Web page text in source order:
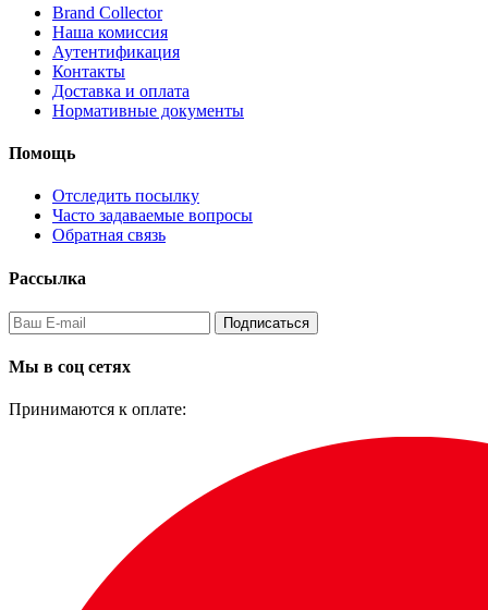
Brand Collector
Наша комиссия
Аутентификация
Контакты
Доставка и оплата
Нормативные документы
Помощь
Отследить посылку
Часто задаваемые вопросы
Обратная связь
Рассылка
Подписаться
Мы в соц сетях
Принимаются к оплате: